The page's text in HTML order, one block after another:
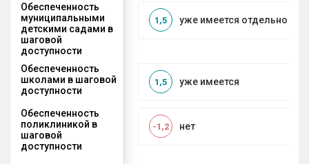
Обеспеченность
муниципальными
детскими садами в
шаговой
доступности
уже имеется
1,5
Обеспеченность
школами в шаговой
доступности
уже имеется
1,5
Обеспеченность
поликлиникой в
шаговой
доступности
нет
-1,2